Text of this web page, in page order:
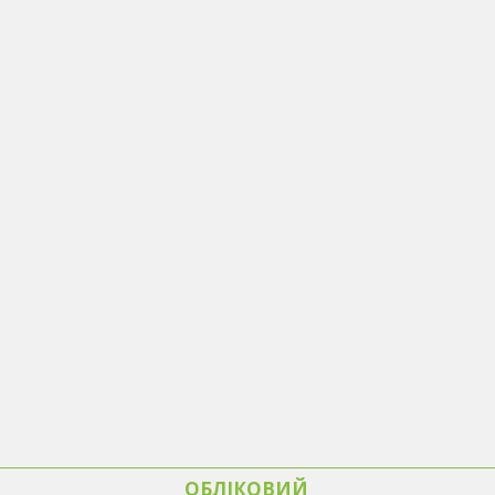
ОБЛІКОВИЙ